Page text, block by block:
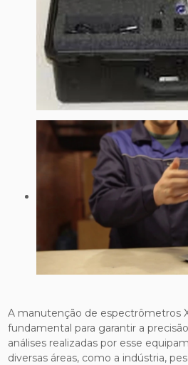
A manutenção de espectrômetros
fundamental para garantir a
análises realizadas por esse
diversas áreas, como a indústria,